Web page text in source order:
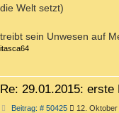
die Welt setzt)
treibt sein Unwesen auf
itasca64
Re: 29.01.2015:
Beitrag: # 50425Beitrag
12.